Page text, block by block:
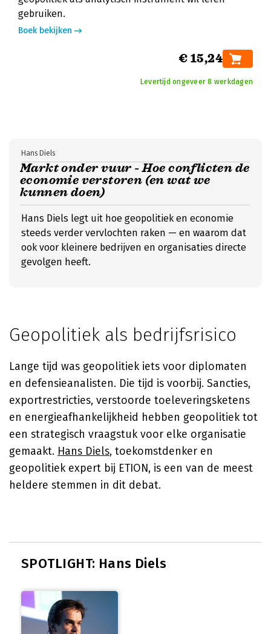
gebruiken.
Boek bekijken
€ 15,24
Levertijd ongeveer 8 werkdagen
Markt onder vuur - Hoe conflicten de
economie verstoren (en wat we
kunnen doen)
Hans Diels
Hans Diels legt uit hoe geopolitiek en economie
steeds verder vervlochten raken — en waarom dat
ook voor kleinere bedrijven en organisaties directe
gevolgen heeft.
Geopolitiek als bedrijfsrisico
Lange tijd was geopolitiek iets voor diplomaten
en defensieanalisten. Die tijd is voorbij. Sancties,
exportrestricties, verstoorde toeleveringsketens
en energieafhankelijkheid hebben geopolitiek tot
een strategisch vraagstuk voor elke organisatie
gemaakt. Hans Diels, toekomstdenker en
geopolitiek expert bij ETION, is een van de meest
heldere stemmen in dit debat.
SPOTLIGHT: Hans Diels